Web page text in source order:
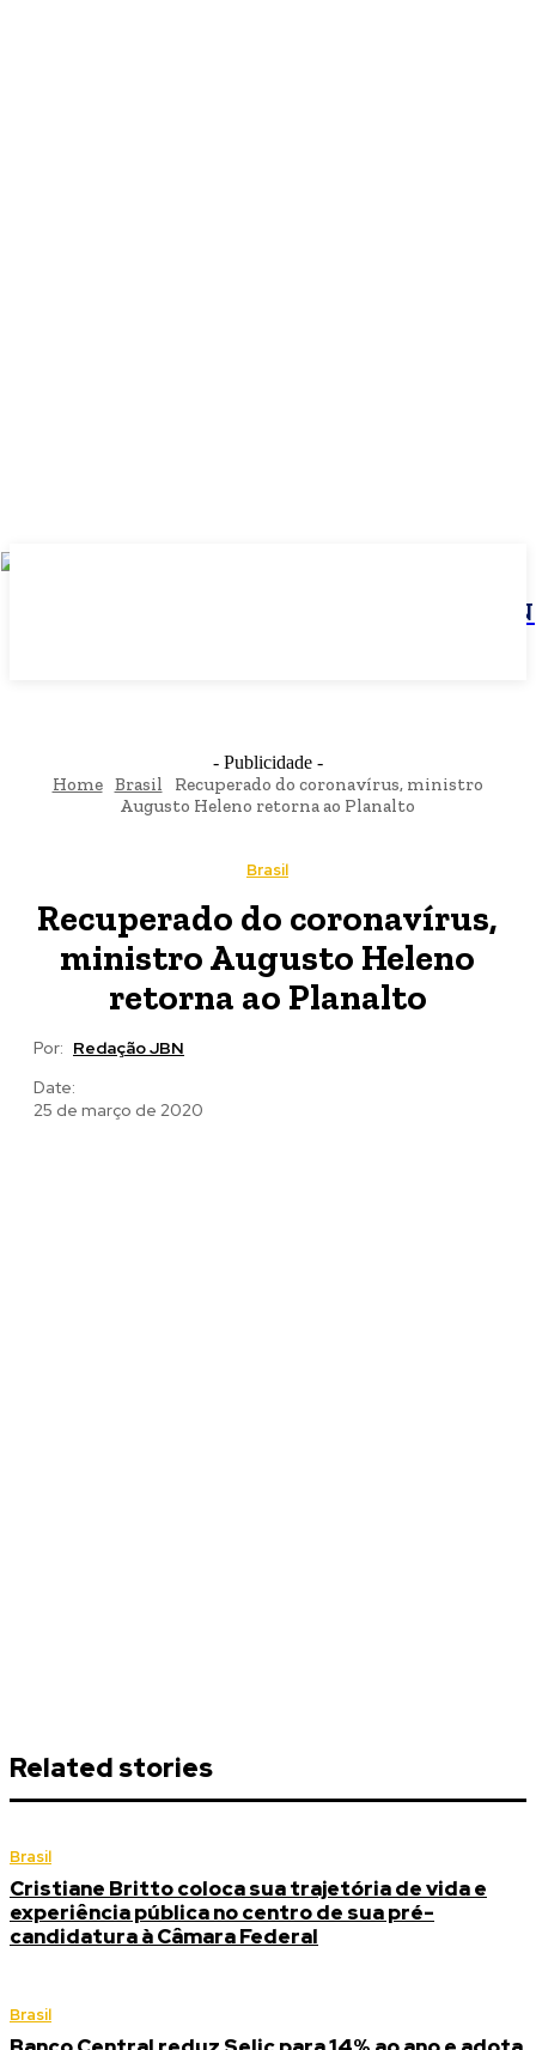
JBN
- Publicidade -
Home Brasil
Recuperado do coronavírus, ministro
Augusto Heleno retorna ao Planalto
Brasil
Recuperado do coronavírus,
ministro Augusto Heleno
retorna ao Planalto
Por: Redação JBN
Date:
25 de março de 2020
Related stories
Brasil
Cristiane Britto coloca sua trajetória de vida e
experiência pública no centro de sua pré-
candidatura à Câmara Federal
Brasil